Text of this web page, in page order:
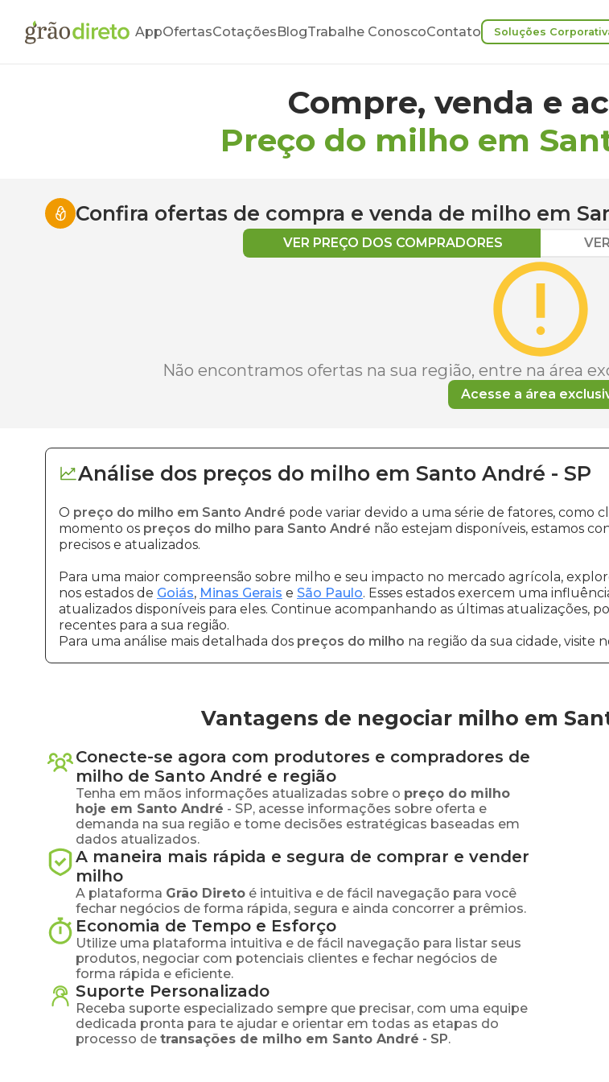
AppOfertasCotaçõesBlogTrabalhe ConoscoContato Soluções
Compre, venda e
Preço do milho em
Confira ofertas de compra e venda de milho em
VER PREÇO DOS COMPRADORES
Não encontramos ofertas na sua região, entre na área
Acesse a área
Análise dos preços do milho em Santo André - SP
O preço do milho em Santo André pode variar devido a uma série de fatores, como
momento os preços do milho para Santo André não estejam disponíveis, estamos
precisos e atualizados.
Para uma maior compreensão sobre milho e seu impacto no mercado agrícola,
nos estados de Goiás, Minas Gerais e São Paulo. Esses estados exercem uma
atualizados disponíveis para eles. Continue acompanhando as últimas atualizações,
recentes para a sua região.
Para uma análise mais detalhada dos preços do milho na região da sua cidade, visite
Vantagens de negociar milho em
Conecte-se agora com produtores e compradores de
milho de Santo André e região
Tenha em mãos informações atualizadas sobre o preço do milho
hoje em Santo André - SP, acesse informações sobre oferta e
demanda na sua região e tome decisões estratégicas baseadas em
dados atualizados.
A maneira mais rápida e segura de comprar e vender
milho
A plataforma Grão Direto é intuitiva e de fácil navegação para você
fechar negócios de forma rápida, segura e ainda concorrer a prêmios.
Economia de Tempo e Esforço
Utilize uma plataforma intuitiva e de fácil navegação para listar seus
produtos, negociar com potenciais clientes e fechar negócios de
forma rápida e eficiente.
Suporte Personalizado
Receba suporte especializado sempre que precisar, com uma equipe
dedicada pronta para te ajudar e orientar em todas as etapas do
processo de transações de milho em Santo André - SP.